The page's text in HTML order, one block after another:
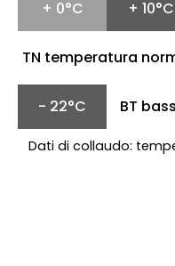
+ 0°C
+ 10°C
TN temperatura
- 22°C BT
Dati di collaudo: